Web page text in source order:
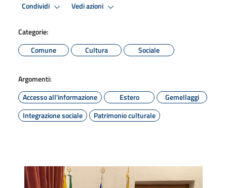
Condividi Vedi azioni
Categorie:
Comune
Cultura Sociale
Argomenti:
Accesso all'informazione
Estero
Gemellaggi
Integrazione sociale
Patrimonio culturale